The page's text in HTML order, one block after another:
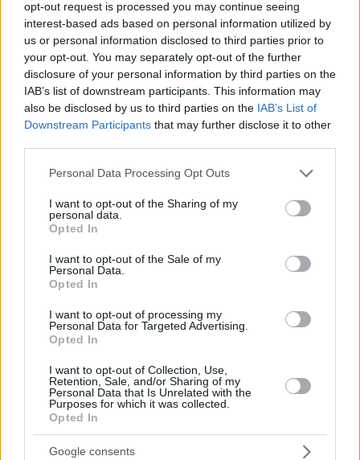
opt-out request is processed you may continue seeing
interest-based ads based on personal information utilized by
us or personal information disclosed to third parties prior to
your opt-out. You may separately opt-out of the further
disclosure of your personal information by third parties on the
IAB’s list of downstream participants. This information may
also be disclosed by us to third parties on the IAB’s List of
Downstream Participants that may further disclose it to other
Please note that this website/app uses one or more Google
not limited to your visit or usage behaviour. You may click to
grant or deny consent to Google and its third-party tags to
use your data for below specified purposes in below Google
consent section.
Personal Data Processing Opt Outs
I want to opt-out of the Sharing of my
personal data.
Opted In
I want to opt-out of the Sale of my
Personal Data.
Opted In
I want to opt-out of processing my
Personal Data for Targeted Advertising.
Opted In
I want to opt-out of Collection, Use,
Retention, Sale, and/or Sharing of my
Personal Data that Is Unrelated with the
Purposes for which it was collected.
Opted In
Google consents
de losBrooklyn Nets.